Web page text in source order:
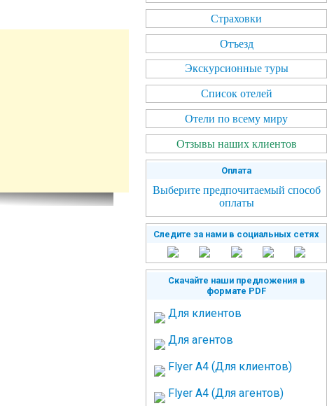
Страховки
Отъезд
Экскурсионные туры
Список отелей
Отели по всему миру
Отзывы наших клиентов
Оплата
Выберите предпочитаемый способ
оплаты
Следите за нами в социальных сетях
Скачайте наши предложения в
формате PDF
Для клиентов
Для агентов
Flyer A4 (Для клиентов)
Flyer A4 (Для агентов)